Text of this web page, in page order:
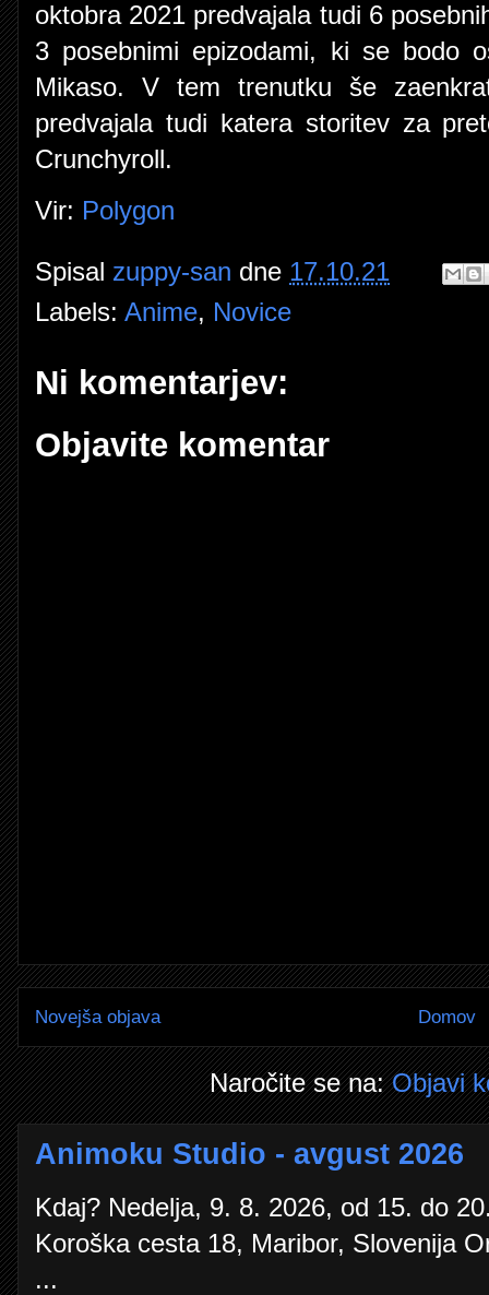
oktobra 2021 predvajala tudi 6
3 posebnimi epizodami, ki se bodo
Mikaso. V tem trenutku še
predvajala tudi katera storitev za
Crunchyroll.
Vir: Polygon
Spisal zuppy-san dne 17.10.21
Labels: Anime, Novice
Ni komentarjev:
Objavite komentar
Novejša objava Domov
Naročite se na:Objavi
Animoku Studio - avgust 2026
Kdaj? Nedelja, 9. 8. 2026, od 15. do
Koroška cesta 18, Maribor, Slovenija
...